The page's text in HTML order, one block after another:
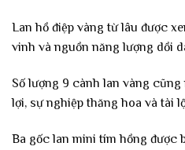
Lan hồ điệp vàng từ lâu được
vinh và nguồn năng lượng dồi
Số lượng 9 cành lan vàng
lợi, sự nghiệp thăng hoa và tài
Ba gốc lan mini tím hồng được